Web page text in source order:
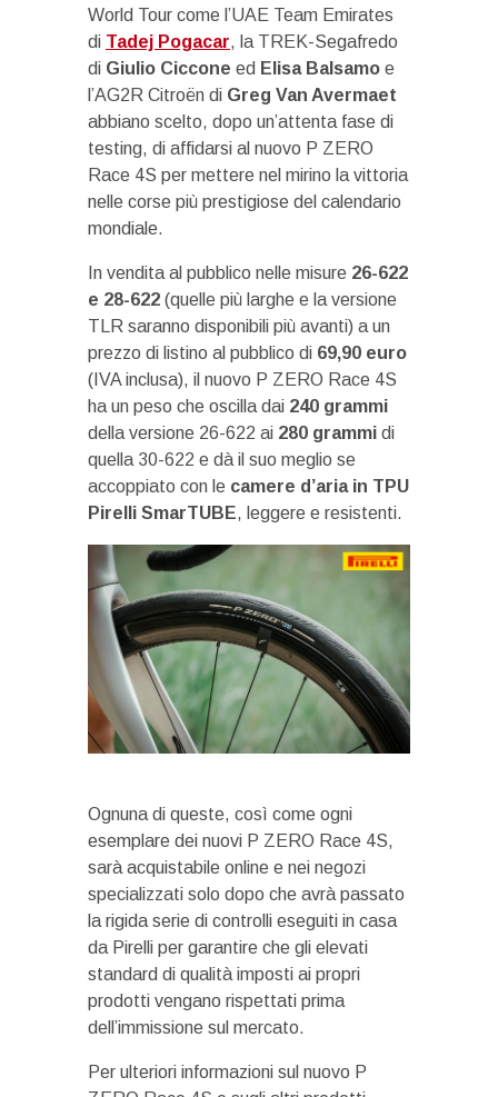
World Tour come l’UAE Team Emirates
di Tadej Pogacar, la TREK-Segafredo
di Giulio Ciccone ed Elisa Balsamo e
l’AG2R Citroën di Greg Van Avermaet
abbiano scelto, dopo un’attenta fase di
testing, di affidarsi al nuovo P ZERO
Race 4S per mettere nel mirino la vittoria
nelle corse più prestigiose del calendario
mondiale.
In vendita al pubblico nelle misure 26-622
e 28-622 (quelle più larghe e la versione
TLR saranno disponibili più avanti) a un
prezzo di listino al pubblico di 69,90 euro
(IVA inclusa), il nuovo P ZERO Race 4S
ha un peso che oscilla dai 240 grammi
della versione 26-622 ai 280 grammi di
quella 30-622 e dà il suo meglio se
accoppiato con le camere d’aria in TPU
Pirelli SmarTUBE, leggere e resistenti.
Ognuna di queste, così come ogni
esemplare dei nuovi P ZERO Race 4S,
sarà acquistabile online e nei negozi
specializzati solo dopo che avrà passato
la rigida serie di controlli eseguiti in casa
da Pirelli per garantire che gli elevati
standard di qualità imposti ai propri
prodotti vengano rispettati prima
dell’immissione sul mercato.
Per ulteriori informazioni sul nuovo P